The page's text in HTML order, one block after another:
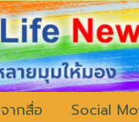
ากสื่อ Social